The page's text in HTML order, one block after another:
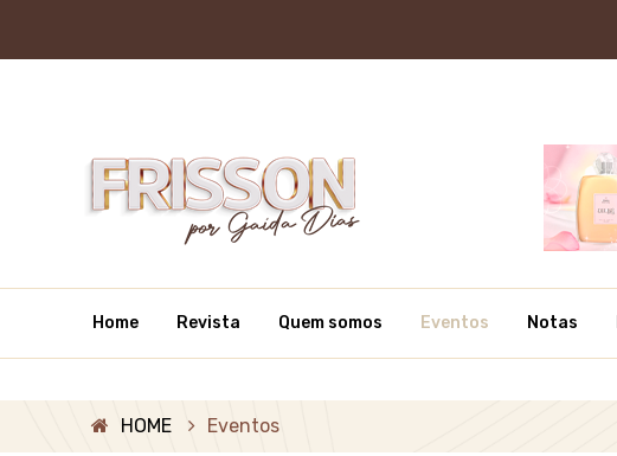
Home Revista Quem somos Eventos Notas
HOME Eventos